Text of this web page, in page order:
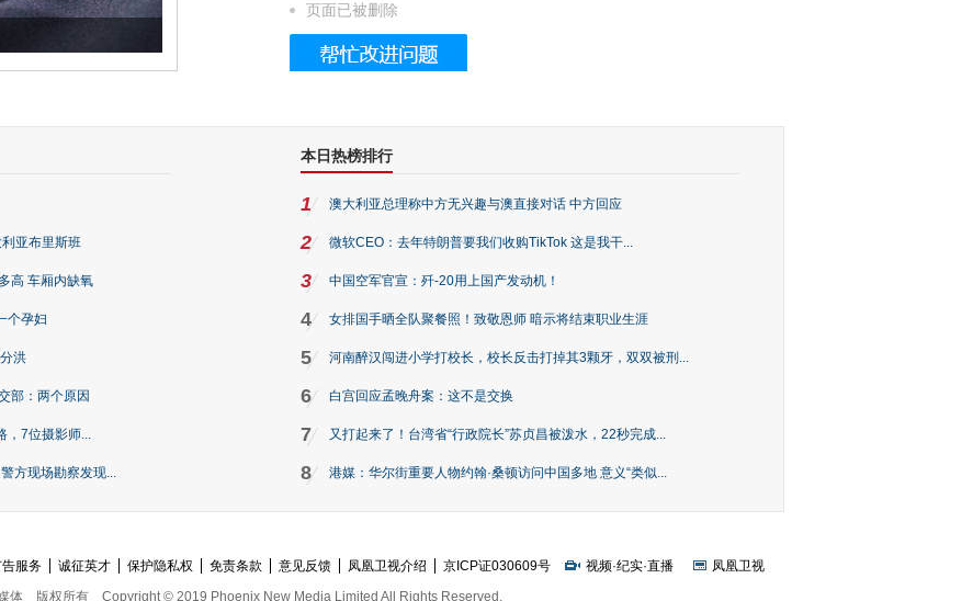
这个3.2米的长卷，还原了600岁的紫禁城
页面已被删除
亚布里斯班
高 车厢内缺氧
个孕妇
洪
部：两个原因
，7位摄影师...
方现场勘察发现...
本日热榜排行
1 澳大利亚总理称中方无兴趣与澳直接对话 中方回应
2 微软CEO：去年特朗普要我们收购TikTok 这是我干...
3 中国空军官宣：歼-20用上国产发动机！
4 女排国手晒全队聚餐照！致敬恩师 暗示将结束职业生涯
5 河南醉汉闯进小学打校长，校长反击打掉其3颗牙，双双被刑...
6 白宫回应孟晚舟案：这不是交换
7 又打起来了！台湾省“行政院长”苏贞昌被泼水，22秒完成...
8 港媒：华尔街重要人物约翰·桑顿访问中国多地 意义“类似...
告服务 诚征英才 保护隐私权 免责条款 意见反馈 凤凰卫视介绍 京ICP证030609号 视频·纪实·直播
凤凰卫视
体
版权所有 Copyright © 2019 Phoenix New Media Limited All Rights Reserved.